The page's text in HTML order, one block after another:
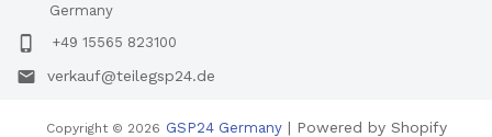
Germany
+49 15565 823100
verkauf@teilegsp24.de
Copyright © 2026 GSP24 Germany| Powered by Shopify